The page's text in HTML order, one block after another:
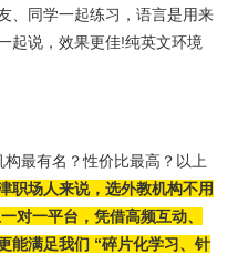
、同学一起练习，语言是用来
起说，效果更佳!纯英文环境
最有名？性价比最高？以上
职场人来说，选外教机构不用
对一平台，凭借高频互动、
能满足我们 “碎片化学习、针